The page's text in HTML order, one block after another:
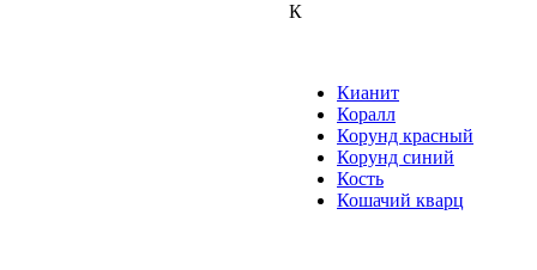
К
Кианит
Коралл
Корунд красный
Корунд синий
Кость
Кошачий кварц